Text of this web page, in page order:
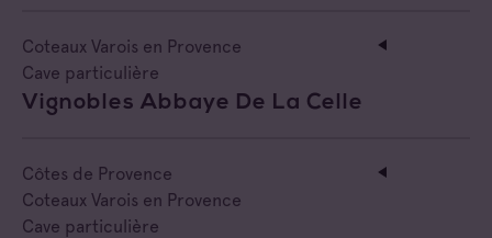
Coteaux Varois en Provence
Cave particulière
Vignobles Abbaye De La Celle
Côtes de Provence
Coteaux Varois en Provence
Cave particulière